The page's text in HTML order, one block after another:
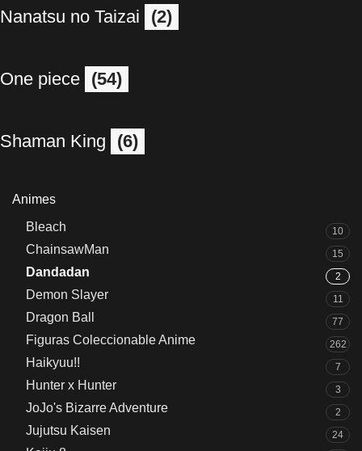
Nanatsu no Taizai (2)
One piece (54)
Shaman King (6)
Animes
Bleach
10
ChainsawMan 15
Dandadan 2
Demon Slayer 11
Dragon Ball 77
Figuras Coleccionable Anime 262
Haikyuu!! 7
Hunter x Hunter 3
JoJo's Bizarre Adventure 2
Jujutsu Kaisen 24